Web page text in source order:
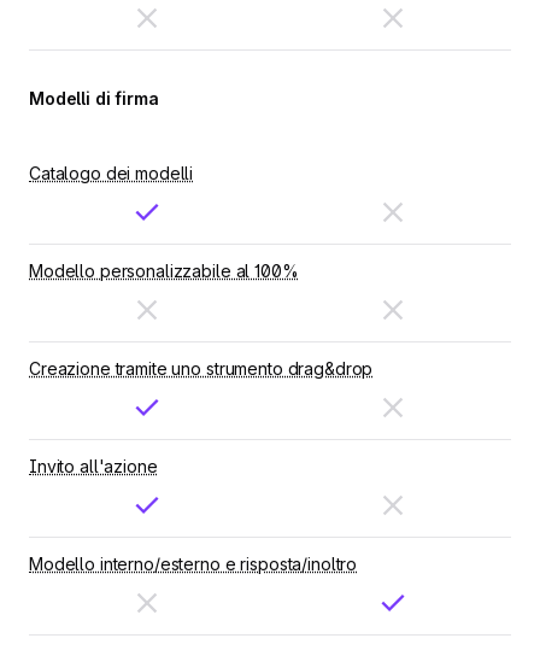
Modelli di firma
Catalogo dei modelli
Modello personalizzabile al 100%
Creazione tramite uno strumento drag&drop
Invito all'azione
Modello interno/esterno e risposta/inoltro